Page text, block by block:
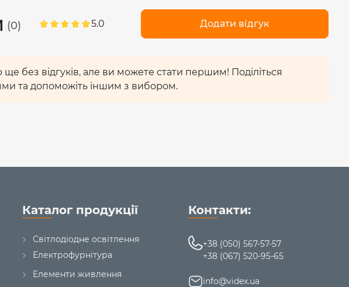
(0) 5.0 Додати відгук
без відгуків, але ви можете стати першим! Поділіться
та допоможіть іншим з вибором.
Каталог продукції
Світлодіодне освітлення
Електрофурнітура
Елементи живлення
Контакти:
+38 (050) 567-57-57
+38 (067) 520-95-65
info@videx.ua